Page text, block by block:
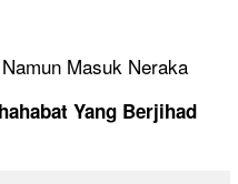
Masuk Neraka
Yang Berjihad